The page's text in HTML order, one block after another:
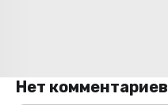
Нет комментариев